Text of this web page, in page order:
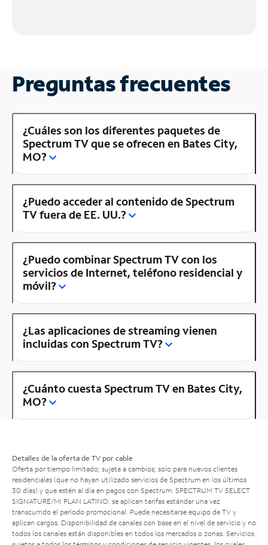
Preguntas frecuentes
¿Cuáles son los diferentes paquetes de
Spectrum TV que se ofrecen en Bates City,
MO?
¿Puedo acceder al contenido de Spectrum
TV fuera de EE. UU.?
¿Puedo combinar Spectrum TV con los
servicios de Internet, teléfono residencial y
móvil?
¿Las aplicaciones de streaming vienen
incluidas con Spectrum TV?
¿Cuánto cuesta Spectrum TV en Bates City,
MO?
Detalles de la oferta de TV por cable
Oferta por tiempo limitado; sujeta a cambios; solo para nuevos clientes
residenciales (que no hayan utilizado servicios de Spectrum en los últimos
30 días) y que estén al día en pagos con Spectrum. SPECTRUM TV SELECT
SIGNATURE/MI PLAN LATINO: se aplican tarifas estándar una vez
transcurrido el período promocional. Puede necesitarse equipo de TV y
aplican cargos. Disponibilidad de canales con base en el nivel de servicio y no
todos los canales están disponibles en todos los mercados o zonas. Servicios